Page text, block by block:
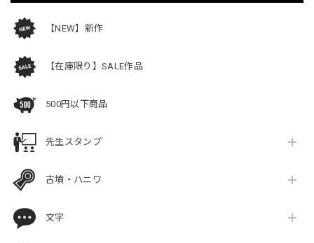
【NEW】新作
【在庫限り】SALE作品
500円以下商品
先生スタンプ
古墳・ハニワ
文字